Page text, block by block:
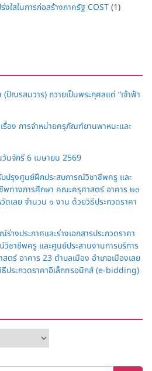
งใสในการก่อสร้างภาครัฐ COST(1)
ณรสมวาร) ถวายเป็นพระกุศลแด่ “เจ้าฟ้า
รื่อง การจำหน่ายครุภัณฑ์ยานพาหนะและ
วันจักรี 6 เมษายน 2569
บปรุงศูนย์ฝึกประสบการณ์วิชาชีพครู และ
พทางการศึกษา คณะครุศาสตร์ อาคาร ๒๓
ดเลย จำนวน ๑ งาน ด้วยวิธีประกวดราคา
างประกาศและร่างเอกสารประกวดราคา
ชาชีพครู และศูนย์ประสานงานการบริการ
ร์ อาคาร 23 ตำบลเมือง อำเภอเมืองเลย
ประกวดราคาอิเล็กทรอนิกส์ (e-bidding)